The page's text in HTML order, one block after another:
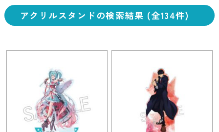
アクリルスタンドの検索結果 (全134件)